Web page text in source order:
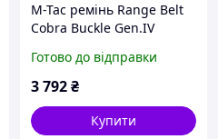
M-Tac ремінь Range Belt
Cobra Buckle Gen.IV
тактичний XL/2XL
Готово до відправки
3 792₴
Купити